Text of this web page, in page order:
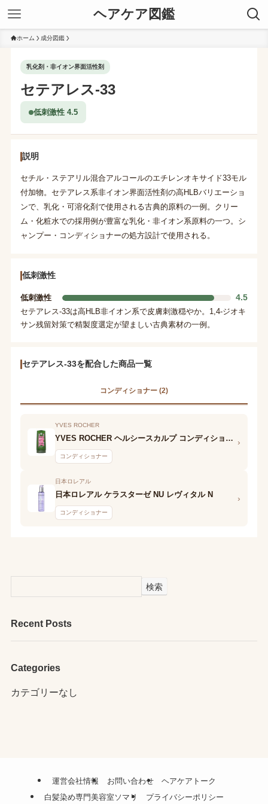
ヘアケア図鑑
ホーム 成分図鑑
乳化剤・非イオン界面活性剤
セテアレス-33
低刺激性 4.5
説明
セチル・ステアリル混合アルコールのエチレンオキサイド33モル
付加物。セテアレス系非イオン界面活性剤の高HLBバリエーショ
ンで、乳化・可溶化剤で使用される古典的原料の一例。クリー
ム・化粧水での採用例が豊富な乳化・非イオン系原料の一つ。シ
ャンプー・コンディショナーの処方設計で使用される。
低刺激性
低刺激性 4.5
セテアレス-33は高HLB非イオン系で皮膚刺激穏やか。1,4-ジオキ
サン残留対策で精製度選定が望ましい古典素材の一例。
セテアレス-33を配合した商品一覧
コンディショナー (2)
YVES ROCHER
YVES ROCHER ヘルシースカルプ コンディショナー シャイン
コンディショナー
›
日本ロレアル
日本ロレアル ケラスターゼ NU レヴィタル N
コンディショナー
›
検索
Recent Posts
Categories
カテゴリーなし
運営会社情報 お問い合わせ
ヘアケアトーク
白髪染め専門美容室ソマリ
プライバシーポリシー